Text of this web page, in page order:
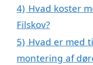
4) Hvad koster
Filskov?
5) Hvad er med
montering af